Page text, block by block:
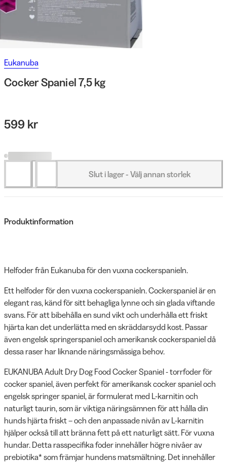
Eukanuba
Cocker Spaniel 7,5 kg
599 kr
Slut i lager - Välj annan storlek
Produktinformation
Helfoder från Eukanuba för den vuxna cockerspanieln.
Ett helfoder för den vuxna cockerspanieln. Cockerspaniel är en
elegant ras, känd för sitt behagliga lynne och sin glada viftande
svans. För att bibehålla en sund vikt och underhålla ett friskt
hjärta kan det underlätta med en skräddarsydd kost. Passar
även engelsk springerspaniel och amerikansk cockerspaniel då
dessa raser har liknande näringsmässiga behov.
EUKANUBA Adult Dry Dog Food Cocker Spaniel - torrfoder för
cocker spaniel, även perfekt för amerikansk cocker spaniel och
engelsk springer spaniel, är formulerat med L-karnitin och
naturligt taurin, som är viktiga näringsämnen för att hålla din
hunds hjärta friskt – och den anpassade nivån av L-karnitin
hjälper också till att bränna fett på ett naturligt sätt. För vuxna
hundar. Detta rasspecifika foder innehåller högre nivåer av
prebiotika* som främjar hundens matsmältning. Det innehåller